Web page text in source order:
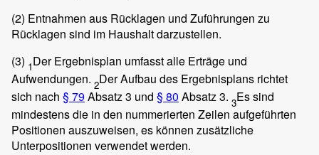
(2) Entnahmen aus Rücklagen und Zuführungen zu
Rücklagen sind im Haushalt darzustellen.
(3) 1Der Ergebnisplan umfasst alle Erträge und
Aufwendungen. 2Der Aufbau des Ergebnisplans richtet
sich nach § 79Absatz 3 und § 80 Absatz 3. 3Es sind
mindestens die in den nummerierten Zeilen aufgeführten
Positionen auszuweisen, es können zusätzliche
Unterpositionen verwendet werden.